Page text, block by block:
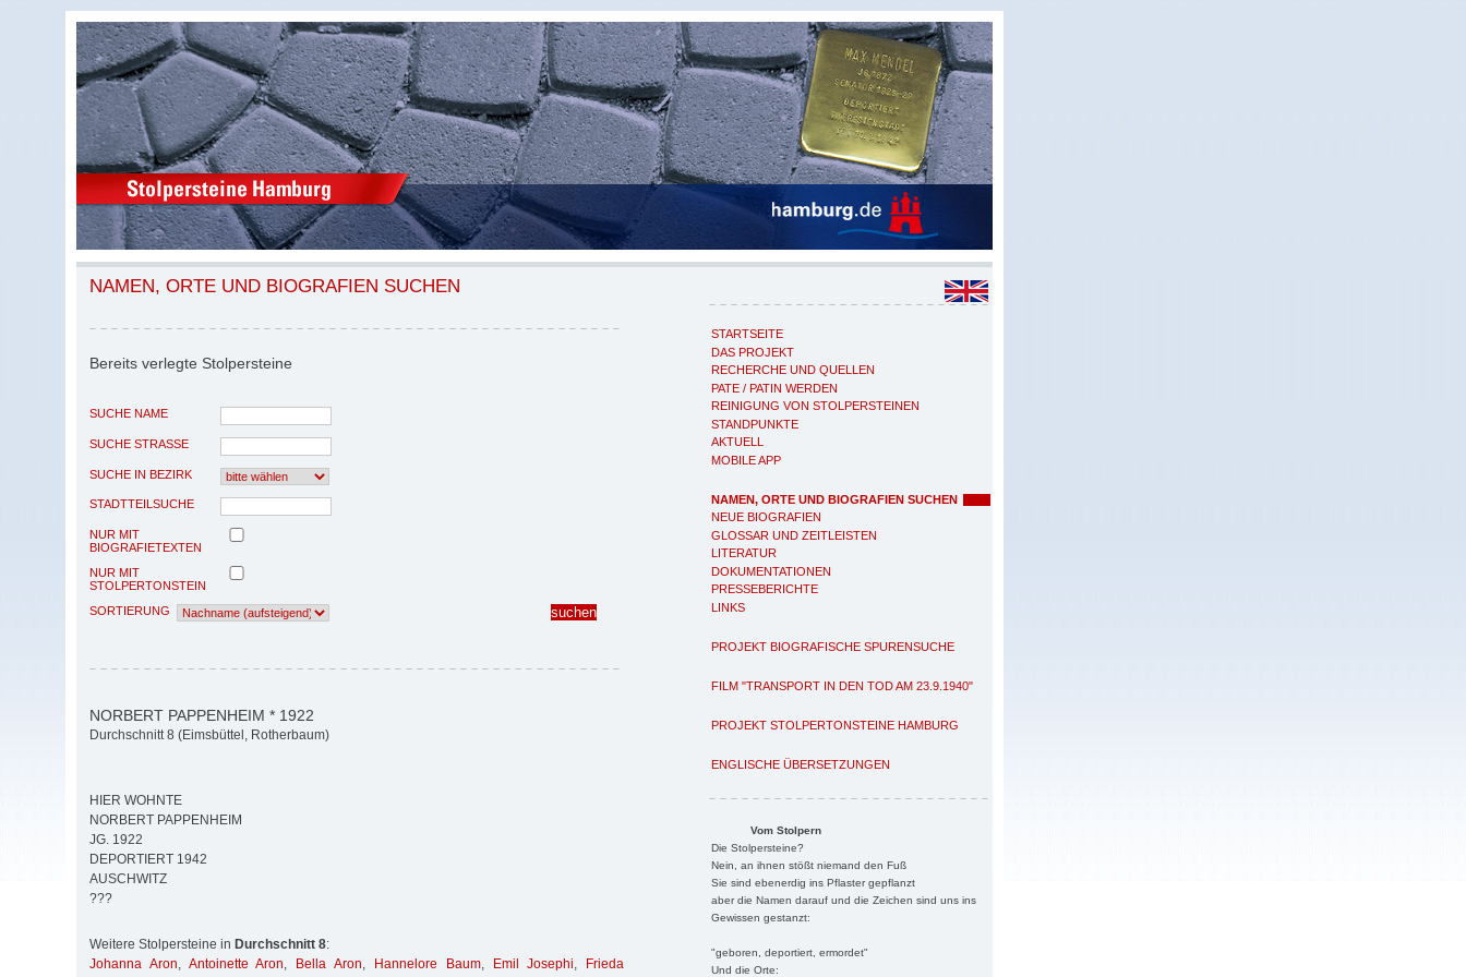
STARTSEITE
DAS PROJEKT
RECHERCHE UND QUELLEN
PATE / PATIN WERDEN
REINIGUNG VON STOLPERSTEINEN
STANDPUNKTE
AKTUELL
MOBILE APP
NAMEN, ORTE UND BIOGRAFIEN SUCHEN
NEUE BIOGRAFIEN
GLOSSAR UND ZEITLEISTEN
LITERATUR
DOKUMENTATIONEN
PRESSEBERICHTE
LINKS
PROJEKT BIOGRAFISCHE SPURENSUCHE
FILM "TRANSPORT IN DEN TOD AM 23.9.1940"
PROJEKT STOLPERTONSTEINE HAMBURG
ENGLISCHE ÜBERSETZUNGEN
Vom Stolpern
Die Stolpersteine?
Nein, an ihnen stößt niemand den Fuß
Sie sind ebenerdig ins Pflaster gepflanzt
aber die Namen darauf und die Zeichen sind uns ins
Gewissen gestanzt:
"geboren, deportiert, ermordet"
Und die Orte:
NAMEN, ORTE UND BIOGRAFIEN SUCHEN
Bereits verlegte Stolpersteine
SUCHE NAME
SUCHE STRASSE
SUCHE IN BEZIRK
STADTTEILSUCHE
NUR MIT
BIOGRAFIETEXTEN
NUR MIT
STOLPERTONSTEIN
SORTIERUNG
NORBERT PAPPENHEIM * 1922
Durchschnitt 8 (Eimsbüttel, Rotherbaum)
HIER WOHNTE
NORBERT PAPPENHEIM
JG. 1922
DEPORTIERT 1942
AUSCHWITZ
???
Weitere Stolpersteine in Durchschnitt 8:
Johanna Aron, Antoinette Aron, Bella Aron, Hannelore Baum, Emil Josephi,
Frieda